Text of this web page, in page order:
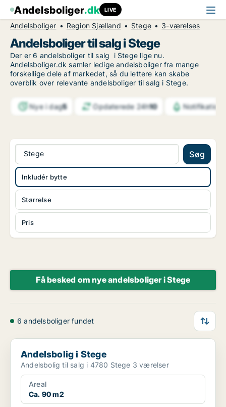
Andelsboliger.dk LIVE
Andelsboliger Region Sjælland Stege 3-værelses
Andelsboliger til salg i Stege
Der er 6 andelsboliger til salg i Stege lige nu.
Andelsboliger.dk samler ledige andelsboliger fra mange
forskellige dele af markedet, så du lettere kan skabe
overblik over relevante andelsboliger til salg i Stege.
Nye i dag5 Opdaterede 24h10
Stege Søg
Størrelse
Pris
Inkludér bytte
Få besked om nye andelsboliger i Stege
6 andelsboliger fundet
Andelsbolig i Stege
Andelsbolig i Stege
Andelsbolig til salg i 4780 Stege 3 værelser
Areal
Ca. 90 m2